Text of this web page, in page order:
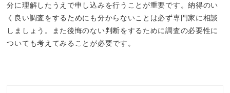
分に理解したうえで申し込みを行うことが重要です。納得のい
く良い調査をするためにも分からないことは必ず専門家に相談
しましょう。また後悔のない判断をするために調査の必要性に
ついても考えてみることが必要です。